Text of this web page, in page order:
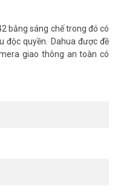
bằng sáng chế trong đó có
độc quyền. Dahua được đề
giao thông an toàn có